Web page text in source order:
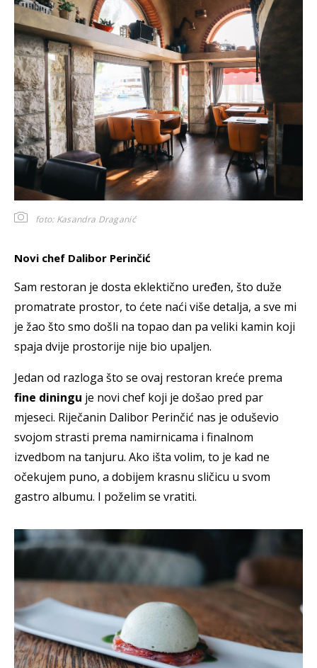
foto: Kasandra Draganić
Novi chef Dalibor Perinčić
Sam restoran je dosta eklektično uređen, što duže
promatrate prostor, to ćete naći više detalja, a sve mi
je žao što smo došli na topao dan pa veliki kamin koji
spaja dvije prostorije nije bio upaljen.
Jedan od razloga što se ovaj restoran kreće prema
fine diningu je novi chef koji je došao pred par
mjeseci. Riječanin Dalibor Perinčić nas je oduševio
svojom strasti prema namirnicama i finalnom
izvedbom na tanjuru. Ako išta volim, to je kad ne
očekujem puno, a dobijem krasnu sličicu u svom
gastro albumu. I poželim se vratiti.